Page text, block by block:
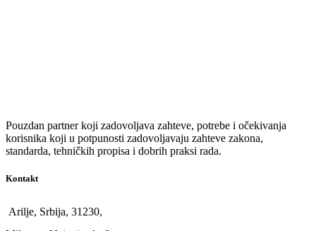
Pouzdan partner koji zadovoljava zahteve, potrebe i očekivanja
korisnika koji u potpunosti zadovoljavaju zahteve zakona,
standarda, tehničkih propisa i dobrih praksi rada.
Kontakt
Arilje, Srbija, 31230,